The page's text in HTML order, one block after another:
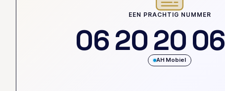
EEN PRACHTIG NUMMER
06202006
AH Mobiel